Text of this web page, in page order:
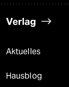
Verlag
Aktuelles
Hausblog